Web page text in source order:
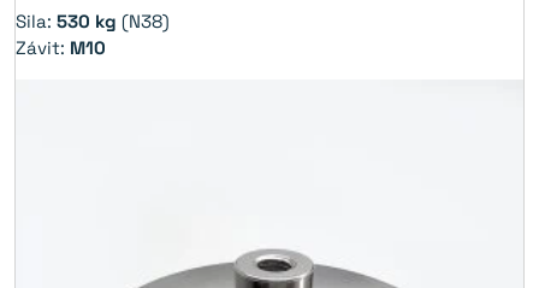
Sila: 530 kg (N38)
Závit: M10